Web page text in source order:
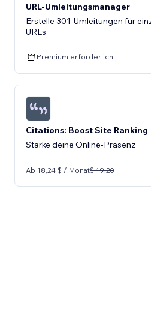
URL-Umleitungsmanager
Erstelle 301-Umleitungen für
URLs
Premium erforderlich
Citations: Boost Site Ranking
Stärke deine Online-Präsenz
Ab 18,24 $ / Monat$ 19.20